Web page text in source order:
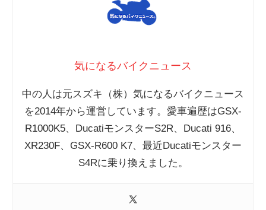
気になるバイクニュース
中の人は元スズキ（株）気になるバイクニュース
を2014年から運営しています。愛車遍歴はGSX-
R1000K5、DucatiモンスターS2R、Ducati 916、
XR230F、GSX-R600 K7、最近Ducatiモンスター
S4Rに乗り換えました。